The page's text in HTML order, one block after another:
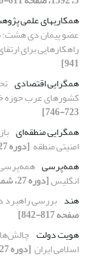
همکاری‏های علمی
عضو پیمان دی‏ هشت؛
راهکارهایی برای
941]
همگرایی اقتصادی
‏کشورهای عرب حوزه
723-746]
همگرایی منطقه‌ای
امنیتی منطقه ‏ [دوره 27، شماره 3، 1392، صفحه 769-794]
همه‌پرسی
انگلیس[دوره 27، شماره 2، 1392، صفحه 473-508]
هند بررسی راهبرد
صفحه 817-842]
هویت دولت
اسلامی ایران ‏[دوره 27، شماره 3، 1392، صفحه 701-722]